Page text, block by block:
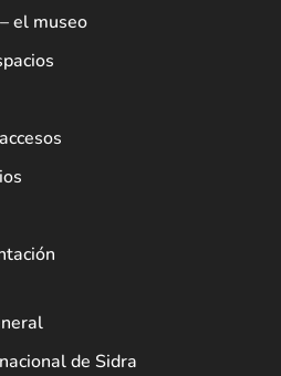
el museo
de Sidra